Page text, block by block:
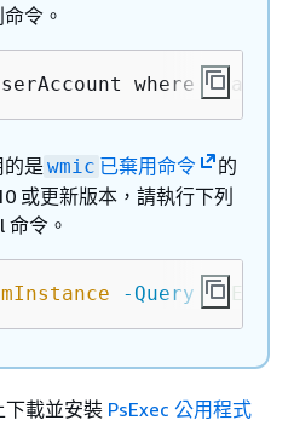
令。
where "Name='
是 wmic 已棄用命令
的
或更新版本，請執行下列
命令。
-Query
載並安裝 PsExec 公用程式